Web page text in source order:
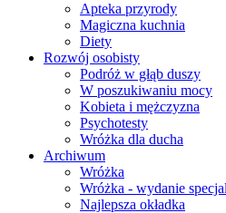
Apteka przyrody
Magiczna kuchnia
Diety
Rozwój osobisty
Podróż w głąb duszy
W poszukiwaniu mocy
Kobieta i mężczyzna
Psychotesty
Wróżka dla ducha
Archiwum
Wróżka
Wróżka - wydanie
Najlepsza okładka